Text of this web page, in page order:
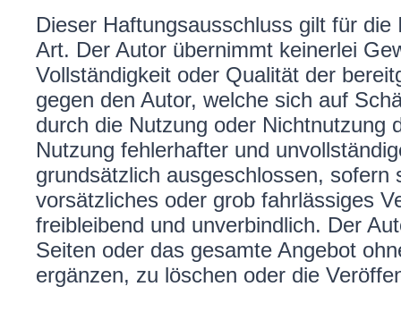
Dieser Haftungsausschluss gilt für
Art. Der Autor übernimmt keinerlei
Vollständigkeit oder Qualität der
gegen den Autor, welche sich auf
durch die Nutzung oder Nichtnutzung
Nutzung fehlerhafter und
grundsätzlich ausgeschlossen,
vorsätzliches oder grob fahrlässiges
freibleibend und unverbindlich. Der
Seiten oder das gesamte Angebot
ergänzen, zu löschen oder die